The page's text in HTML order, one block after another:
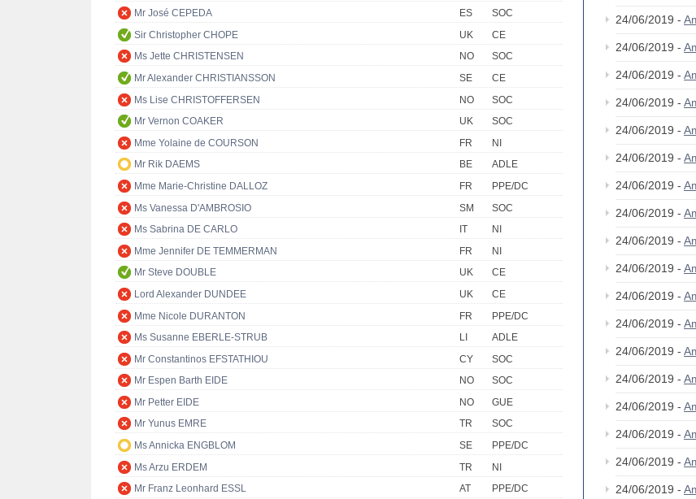
Mr José CEPEDA
ES
SOC
Sir Christopher CHOPE
UK
CE
Ms Jette CHRISTENSEN
NO
SOC
Mr Alexander CHRISTIANSSON
SE
CE
Ms Lise CHRISTOFFERSEN
NO
SOC
Mr Vernon COAKER
UK
SOC
Mme Yolaine de COURSON
FR
NI
Mr Rik DAEMS
BE
ADLE
Mme Marie-Christine DALLOZ
FR
PPE/DC
Ms Vanessa D'AMBROSIO
SM
SOC
Ms Sabrina DE CARLO
IT
NI
Mme Jennifer DE TEMMERMAN
FR
NI
Mr Steve DOUBLE
UK
CE
Lord Alexander DUNDEE
UK
CE
Mme Nicole DURANTON
FR
PPE/DC
Ms Susanne EBERLE-STRUB
LI
ADLE
Mr Constantinos EFSTATHIOU
CY
SOC
Mr Espen Barth EIDE
NO
SOC
Mr Petter EIDE
NO
GUE
Mr Yunus EMRE
TR
SOC
Ms Annicka ENGBLOM
SE
PPE/DC
Ms Arzu ERDEM
TR
NI
Mr Franz Leonhard ESSL
AT
PPE/DC
24/06/2019 -
24/06/2019 -
24/06/2019 -
24/06/2019 -
24/06/2019 -
24/06/2019 -
24/06/2019 -
24/06/2019 -
24/06/2019 -
24/06/2019 -
24/06/2019 -
24/06/2019 -
24/06/2019 -
24/06/2019 -
24/06/2019 -
24/06/2019 -
24/06/2019 -
24/06/2019 -